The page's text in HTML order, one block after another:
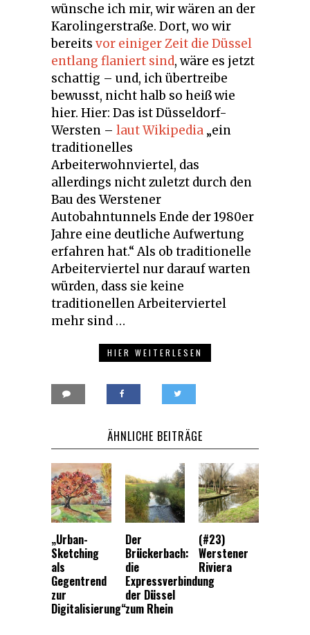
wünsche ich mir, wir wären an der
Karolingerstraße. Dort, wo wir
bereits vor einiger Zeit die Düssel
entlang flaniert sind, wäre es jetzt
schattig – und, ich übertreibe
bewusst, nicht halb so heiß wie
hier. Hier: Das ist Düsseldorf-
Wersten – laut Wikipedia „ein
traditionelles
Arbeiterwohnviertel, das
allerdings nicht zuletzt durch den
Bau des Werstener
Autobahntunnels Ende der 1980er
Jahre eine deutliche Aufwertung
erfahren hat.“ Als ob traditionelle
Arbeiterviertel nur darauf warten
würden, dass sie keine
traditionellen Arbeiterviertel
mehr sind …
HIER WEITERLESEN
ÄHNLICHE BEITRÄGE
„Urban-
Sketching
als
Gegentrend
zur
Digitalisierung“
Der
Brückerbach:
die
Expressverbindung
der Düssel
zum Rhein
(#23)
Werstener
Riviera